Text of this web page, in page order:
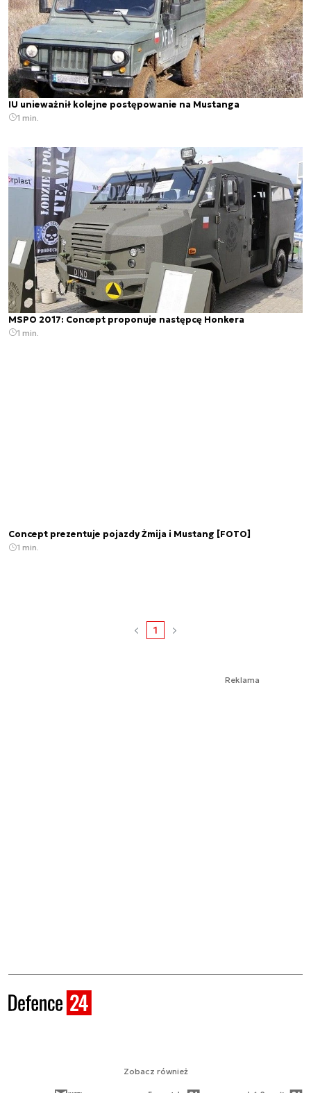
IU unieważnił kolejne postępowanie na Mustanga
1 min.
MSPO 2017: Concept proponuje następcę Honkera
1 min.
Concept prezentuje pojazdy Żmija i Mustang [FOTO]
1 min.
1
Reklama
Zobacz również